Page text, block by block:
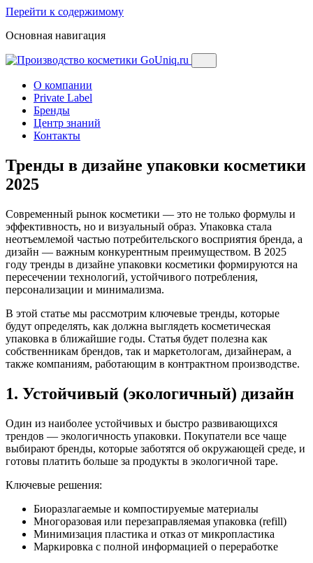
Перейти к содержимому
Основная навигация
О компании
Private Label
Бренды
Центр знаний
Контакты
Тренды в дизайне упаковки косметики
2025
Современный рынок косметики — это не только формулы и
эффективность, но и визуальный образ. Упаковка стала
неотъемлемой частью потребительского восприятия бренда, а
дизайн — важным конкурентным преимуществом. В 2025
году тренды в дизайне упаковки косметики формируются на
пересечении технологий, устойчивого потребления,
персонализации и минимализма.
В этой статье мы рассмотрим ключевые тренды, которые
будут определять, как должна выглядеть косметическая
упаковка в ближайшие годы. Статья будет полезна как
собственникам брендов, так и маркетологам, дизайнерам, а
также компаниям, работающим в контрактном производстве.
1. Устойчивый (экологичный) дизайн
Один из наиболее устойчивых и быстро развивающихся
трендов — экологичность упаковки. Покупатели все чаще
выбирают бренды, которые заботятся об окружающей среде, и
готовы платить больше за продукты в экологичной таре.
Ключевые решения:
Биоразлагаемые и компостируемые материалы
Многоразовая или перезаправляемая упаковка (refill)
Минимизация пластика и отказ от микропластика
Маркировка с полной информацией о переработке